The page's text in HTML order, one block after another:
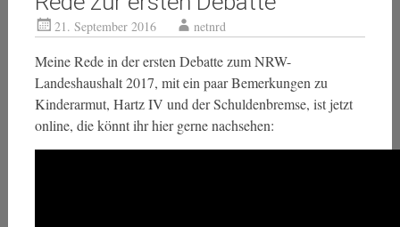
21. September 2016 netnrd
Meine Rede in der ersten Debatte zum NRW-
Landeshaushalt 2017, mit ein paar Bemerkungen zu
Kinderarmut, Hartz IV und der Schuldenbremse, ist jetzt
online, die könnt ihr hier gerne nachsehen: